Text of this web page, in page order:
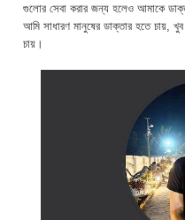
গুলোর সেবা করার জন্য হলেও আমাকে
আমি সাধারণ মানুষের ডাক্তার হতে চায়,
চায়।